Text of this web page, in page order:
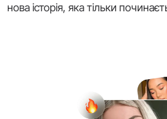
нова історія, яка тільки